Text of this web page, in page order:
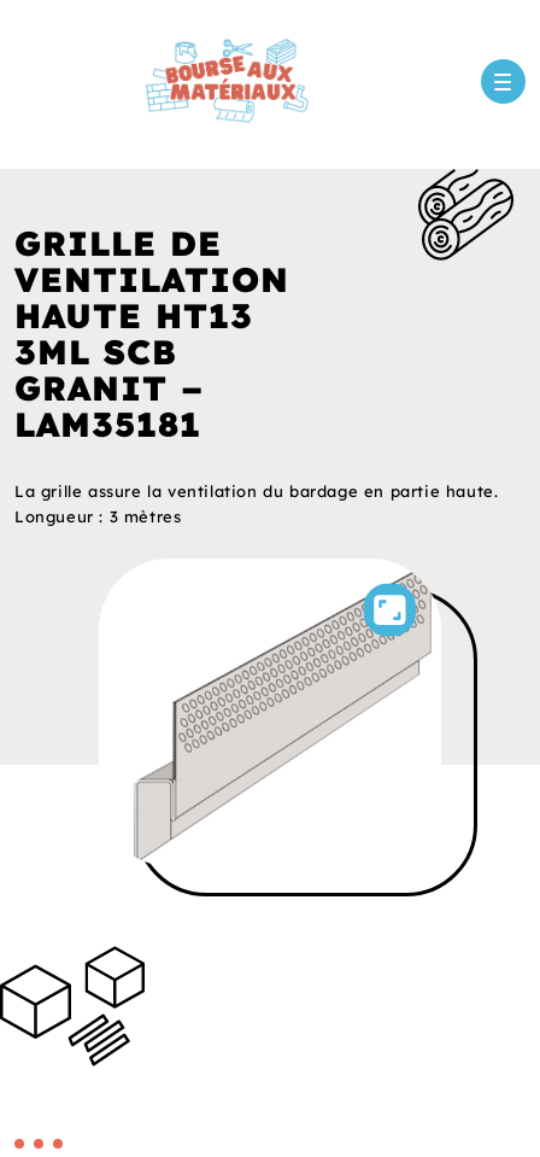
GRILLE DE
VENTILATION
HAUTE HT13
3ML SCB
GRANIT –
LAM35181
La grille assure la ventilation du bardage en partie haute.
Longueur : 3 mètres